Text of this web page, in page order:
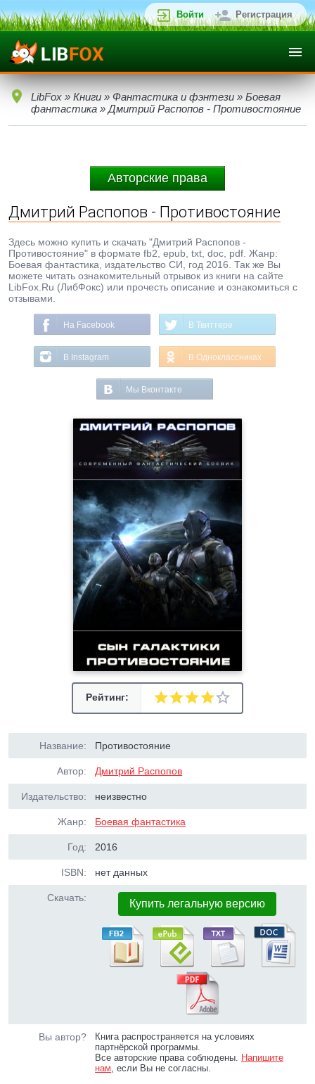
Войти Регистрация
LibFox » Книги » Фантастика и фэнтези » Боевая
фантастика » Дмитрий Распопов - Противостояние
Авторские права
Дмитрий Распопов - Противостояние
Здесь можно купить и скачать "Дмитрий Распопов -
Противостояние" в формате fb2, epub, txt, doc, pdf. Жанр:
Боевая фантастика, издательство СИ, год 2016. Так же Вы
можете читать ознакомительный отрывок из книги на сайте
LibFox.Ru (ЛибФокс) или прочесть описание и ознакомиться с
отзывами.
На Facebook В Твиттере
В Instagram В Одноклассниках
Мы Вконтакте
Рейтинг:
Название: Противостояние
Автор: Дмитрий Распопов
Издательство: неизвестно
Жанр: Боевая фантастика
Год: 2016
ISBN: нет данных
Скачать: Купить легальную версию
Вы автор?
Книга распространяется на условиях
партнёрской программы.
Все авторские права соблюдены. Напишите
нам, если Вы не согласны.